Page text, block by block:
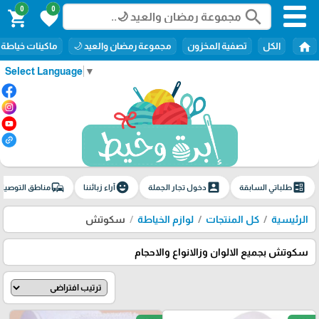
Select Language ▼
search
0
favorite
0
shopping_cart
home الكل تصفية المخزون مجموعة رمضان والعيد 🌙 ماكينات خياطة
ballotطلباتي السابقة account_boxدخول تجار الجملة emoji_emotionsآراء زبائننا commuteمناطق
الرئيسية كل المنتجات لوازم الخياطة سكوتش
سكوتش بجميع الالوان وزالانواع والاحجام